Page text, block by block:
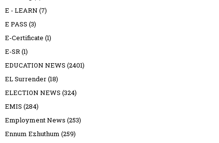
E - LEARN (7)
E PASS (3)
E-Certificate (1)
E-SR(1)
EDUCATION NEWS (2401)
EL Surrender(18)
ELECTION NEWS (324)
EMIS (284)
Employment News (253)
Ennum Ezhuthum (259)